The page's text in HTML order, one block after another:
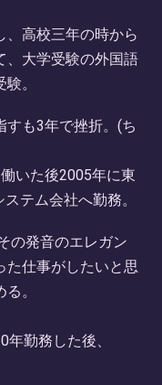
、高校三年の時から
、大学受験の外国語
。
すも3年で挫折。(ち
いた後2005年に東
テム会社へ勤務。
の発音のエレガン
た仕事がしたいと思
。
勤務した後、